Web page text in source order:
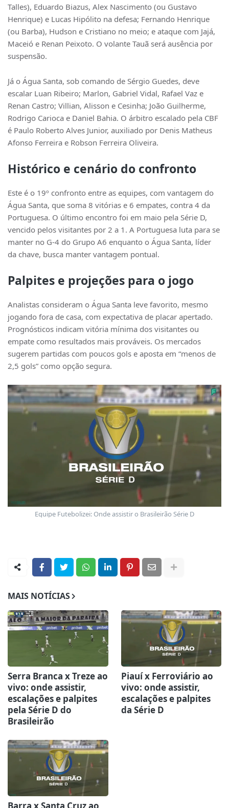
Talles), Eduardo Biazus, Alex Nascimento (ou Gustavo
Henrique) e Lucas Hipólito na defesa; Fernando Henrique
(ou Barba), Hudson e Cristiano no meio; e ataque com Jajá,
Maceió e Renan Peixoto. O volante Tauã será ausência por
suspensão.
Já o Água Santa, sob comando de Sérgio Guedes, deve
escalar Luan Ribeiro; Marlon, Gabriel Vidal, Rafael Vaz e
Renan Castro; Villian, Alisson e Cesinha; João Guilherme,
Rodrigo Carioca e Daniel Bahia. O árbitro escalado pela CBF
é Paulo Roberto Alves Junior, auxiliado por Denis Matheus
Afonso Ferreira e Robson Ferreira Oliveira.
Histórico e cenário do confronto
Este é o 19º confronto entre as equipes, com vantagem do
Água Santa, que soma 8 vitórias e 6 empates, contra 4 da
Portuguesa. O último encontro foi em maio pela Série D,
vencido pelos visitantes por 2 a 1. A Portuguesa luta para se
manter no G-4 do Grupo A6 enquanto o Água Santa, líder
da chave, busca manter vantagem pontual.
Palpites e projeções para o jogo
Analistas consideram o Água Santa leve favorito, mesmo
jogando fora de casa, com expectativa de placar apertado.
Prognósticos indicam vitória mínima dos visitantes ou
empate como resultados mais prováveis. Os mercados
sugerem partidas com poucos gols e aposta em “menos de
2,5 gols” como opção segura.
Equipe Futebolizei: Onde assistir o Brasileirão Série D
MAIS NOTÍCIAS
Serra Branca x Treze ao
vivo: onde assistir,
escalações e palpites
pela Série D do
Brasileirão
Piauí x Ferroviário ao
vivo: onde assistir,
escalações e palpites
da Série D